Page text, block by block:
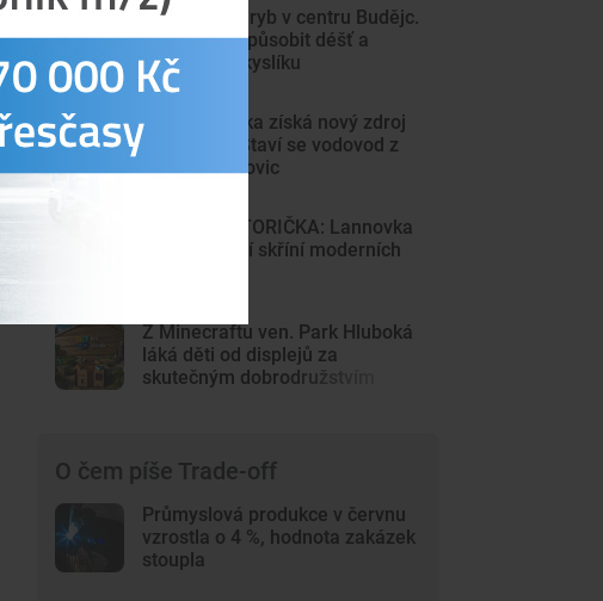
Sto mrtvých ryb v centru Budějc.
Úhyn mohl způsobit déšť a
nedostatek kyslíku
Sever Písecka získá nový zdroj
pitné vody. Staví se vodovod z
Krsic do Mirovic
DRBNA HISTORIČKA: Lannovka
byla výkladní skříní moderních
Z Minecraftu ven. Park Hluboká
láká děti od displejů za
skutečným dobrodružstvím
O čem píše Trade-off
Průmyslová produkce v červnu
vzrostla o 4 %, hodnota zakázek
stoupla